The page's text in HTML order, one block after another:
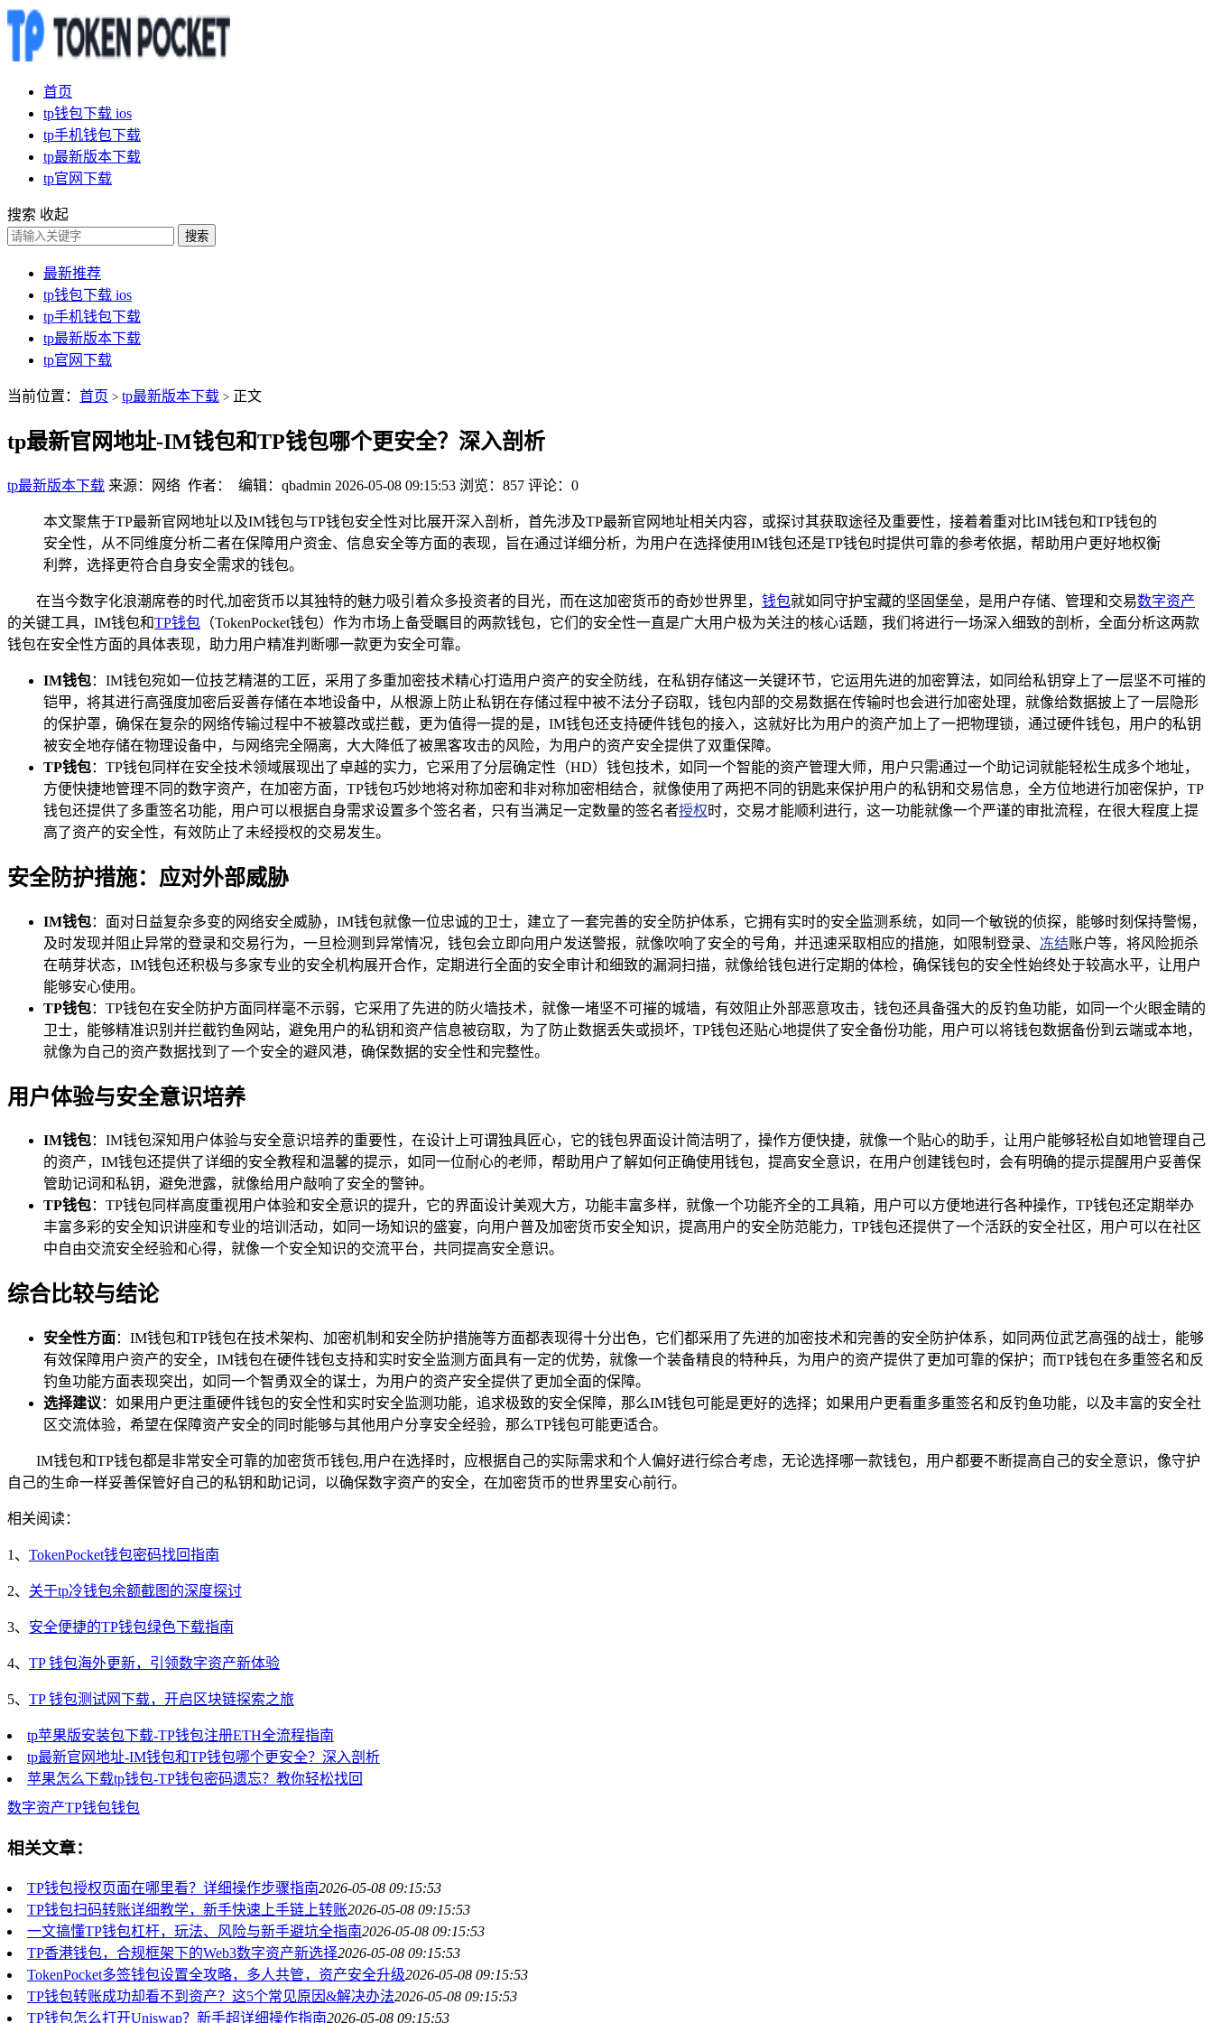
首页
tp钱包下载 ios
tp手机钱包下载
tp最新版本下载
tp官网下载
搜索 收起
搜索
最新推荐
tp钱包下载 ios
tp手机钱包下载
tp最新版本下载
tp官网下载
当前位置： 首页 > tp最新版本下载 > 正文
tp最新官网地址-IM钱包和TP钱包哪个更安全？深入剖析
tp最新版本下载 来源：网络 作者： 编辑：qbadmin 2026-05-08 09:15:53 浏览：857 评论：0
本文聚焦于TP最新官网地址以及IM钱包与TP钱包安全性对比展开深入剖析，首先涉及TP最新官网地址相关内容，或探讨其获取途径及重要性，接着着重对比IM钱包和TP钱包的
安全性，从不同维度分析二者在保障用户资金、信息安全等方面的表现，旨在通过详细分析，为用户在选择使用IM钱包还是TP钱包时提供可靠的参考依据，帮助用户更好地权衡
利弊，选择更符合自身安全需求的钱包。
在当今数字化浪潮席卷的时代,加密货币以其独特的魅力吸引着众多投资者的目光，而在这加密货币的奇妙世界里， 钱包就如同守护宝藏的坚固堡垒，是用户存储、管理和交易数字资产
的关键工具，IM钱包和TP钱包 （TokenPocket钱包）作为市场上备受瞩目的两款钱包，它们的安全性一直是广大用户极为关注的核心话题，我们将进行一场深入细致的剖析，全面分析这两款
钱包在安全性方面的具体表现，助力用户精准判断哪一款更为安全可靠。
IM钱包：IM钱包宛如一位技艺精湛的工匠，采用了多重加密技术精心打造用户资产的安全防线，在私钥存储这一关键环节，它运用先进的加密算法，如同给私钥穿上了一层坚不可摧的
铠甲，将其进行高强度加密后妥善存储在本地设备中，从根源上防止私钥在存储过程中被不法分子窃取，钱包内部的交易数据在传输时也会进行加密处理，就像给数据披上了一层隐形
的保护罩，确保在复杂的网络传输过程中不被篡改或拦截，更为值得一提的是，IM钱包还支持硬件钱包的接入，这就好比为用户的资产加上了一把物理锁，通过硬件钱包，用户的私钥
被安全地存储在物理设备中，与网络完全隔离，大大降低了被黑客攻击的风险，为用户的资产安全提供了双重保障。
TP钱包：TP钱包同样在安全技术领域展现出了卓越的实力，它采用了分层确定性（HD）钱包技术，如同一个智能的资产管理大师，用户只需通过一个助记词就能轻松生成多个地址，
方便快捷地管理不同的数字资产，在加密方面，TP钱包巧妙地将对称加密和非对称加密相结合，就像使用了两把不同的钥匙来保护用户的私钥和交易信息，全方位地进行加密保护，TP
钱包还提供了多重签名功能，用户可以根据自身需求设置多个签名者，只有当满足一定数量的签名者授权时，交易才能顺利进行，这一功能就像一个严谨的审批流程，在很大程度上提
高了资产的安全性，有效防止了未经授权的交易发生。
安全防护措施：应对外部威胁
IM钱包：面对日益复杂多变的网络安全威胁，IM钱包就像一位忠诚的卫士，建立了一套完善的安全防护体系，它拥有实时的安全监测系统，如同一个敏锐的侦探，能够时刻保持警惕，
及时发现并阻止异常的登录和交易行为，一旦检测到异常情况，钱包会立即向用户发送警报，就像吹响了安全的号角，并迅速采取相应的措施，如限制登录、 冻结账户等，将风险扼杀
在萌芽状态，IM钱包还积极与多家专业的安全机构展开合作，定期进行全面的安全审计和细致的漏洞扫描，就像给钱包进行定期的体检，确保钱包的安全性始终处于较高水平，让用户
能够安心使用。
TP钱包：TP钱包在安全防护方面同样毫不示弱，它采用了先进的防火墙技术，就像一堵坚不可摧的城墙，有效阻止外部恶意攻击，钱包还具备强大的反钓鱼功能，如同一个火眼金睛的
卫士，能够精准识别并拦截钓鱼网站，避免用户的私钥和资产信息被窃取，为了防止数据丢失或损坏，TP钱包还贴心地提供了安全备份功能，用户可以将钱包数据备份到云端或本地，
就像为自己的资产数据找到了一个安全的避风港，确保数据的安全性和完整性。
用户体验与安全意识培养
IM钱包：IM钱包深知用户体验与安全意识培养的重要性，在设计上可谓独具匠心，它的钱包界面设计简洁明了，操作方便快捷，就像一个贴心的助手，让用户能够轻松自如地管理自己
的资产，IM钱包还提供了详细的安全教程和温馨的提示，如同一位耐心的老师，帮助用户了解如何正确使用钱包，提高安全意识，在用户创建钱包时，会有明确的提示提醒用户妥善保
管助记词和私钥，避免泄露，就像给用户敲响了安全的警钟。
TP钱包：TP钱包同样高度重视用户体验和安全意识的提升，它的界面设计美观大方，功能丰富多样，就像一个功能齐全的工具箱，用户可以方便地进行各种操作，TP钱包还定期举办
丰富多彩的安全知识讲座和专业的培训活动，如同一场知识的盛宴，向用户普及加密货币安全知识，提高用户的安全防范能力，TP钱包还提供了一个活跃的安全社区，用户可以在社区
中自由交流安全经验和心得，就像一个安全知识的交流平台，共同提高安全意识。
综合比较与结论
安全性方面：IM钱包和TP钱包在技术架构、加密机制和安全防护措施等方面都表现得十分出色，它们都采用了先进的加密技术和完善的安全防护体系，如同两位武艺高强的战士，能够
有效保障用户资产的安全，IM钱包在硬件钱包支持和实时安全监测方面具有一定的优势，就像一个装备精良的特种兵，为用户的资产提供了更加可靠的保护；而TP钱包在多重签名和反
钓鱼功能方面表现突出，如同一个智勇双全的谋士，为用户的资产安全提供了更加全面的保障。
选择建议 ：如果用户更注重硬件钱包的安全性和实时安全监测功能，追求极致的安全保障，那么IM钱包可能是更好的选择；如果用户更看重多重签名和反钓鱼功能，以及丰富的安全社
区交流体验，希望在保障资产安全的同时能够与其他用户分享安全经验，那么TP钱包可能更适合。
IM钱包和TP钱包都是非常安全可靠的加密货币钱包,用户在选择时，应根据自己的实际需求和个人偏好进行综合考虑，无论选择哪一款钱包，用户都要不断提高自己的安全意识，像守护
自己的生命一样妥善保管好自己的私钥和助记词，以确保数字资产的安全，在加密货币的世界里安心前行。
相关阅读：
1、 TokenPocket钱包密码找回指南
2、 关于tp冷钱包余额截图的深度探讨
3、 安全便捷的TP钱包绿色下载指南
4、 TP 钱包海外更新，引领数字资产新体验
5、 TP 钱包测试网下载，开启区块链探索之旅
tp苹果版安装包下载-TP钱包注册ETH全流程指南
tp最新官网地址-IM钱包和TP钱包哪个更安全？深入剖析
苹果怎么下载tp钱包-TP钱包密码遗忘？教你轻松找回
数字资产TP钱包钱包
相关文章：
TP钱包授权页面在哪里看？详细操作步骤指南2026-05-08 09:15:53
TP钱包扫码转账详细教学，新手快速上手链上转账2026-05-08 09:15:53
一文搞懂TP钱包杠杆，玩法、风险与新手避坑全指南2026-05-08 09:15:53
TP香港钱包，合规框架下的Web3数字资产新选择2026-05-08 09:15:53
TokenPocket多签钱包设置全攻略，多人共管，资产安全升级2026-05-08 09:15:53
TP钱包转账成功却看不到资产？这5个常见原因&解决办法2026-05-08 09:15:53
TP钱包怎么打开Uniswap？新手超详细操作指南2026-05-08 09:15:53